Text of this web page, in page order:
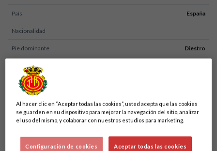
País España
Nacionalidad
Pie dominante Diestro
Destacados
Al hacer clic en “Aceptar todas las cookies”, usted acepta que las cookies
se guarden en su dispositivo para mejorar la navegación del sitio, analizar
el uso del mismo, y colaborar con nuestros estudios para marketing.
Aceptar todas las cookies
Configuración de cookies